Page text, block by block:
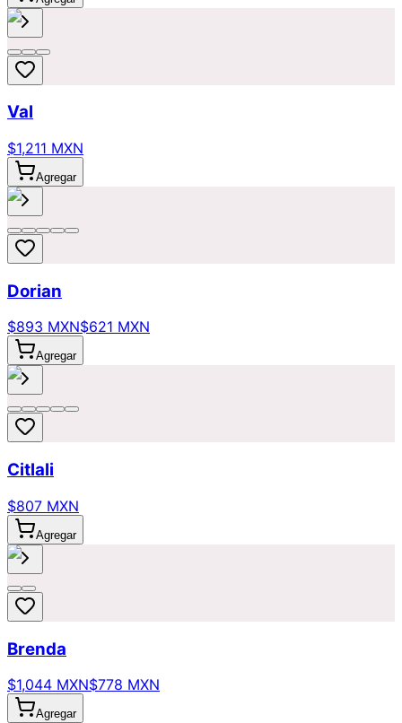
Val
$1,211 MXN
Agregar
Dorian
$893 MXN$621 MXN
Agregar
Citlali
$807 MXN
Agregar
Brenda
$1,044 MXN$778 MXN
Agregar